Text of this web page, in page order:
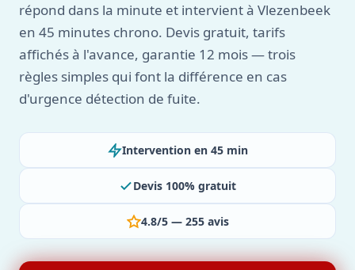
répond dans la minute et intervient à Vlezenbeek
en 45 minutes chrono. Devis gratuit, tarifs
affichés à l'avance, garantie 12 mois — trois
règles simples qui font la différence en cas
d'urgence détection de fuite.
Intervention en 45 min
Devis 100% gratuit
4.8/5 — 255 avis